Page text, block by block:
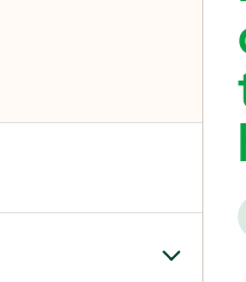
Alternar